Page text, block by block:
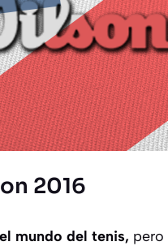
2016
mundo del tenis, pero